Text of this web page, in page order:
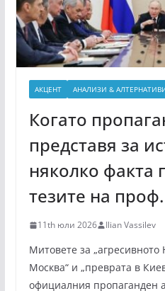
АКЦЕНТ АНАЛИЗИ &
Когато
представя за
няколко факта
тезите на
11th юли 2026 Ilian Vassilev
Митовете за
Москва“ и „преврата в
официалния пропаганден